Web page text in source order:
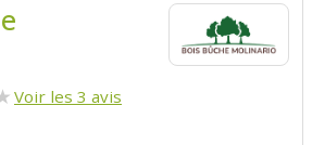
Voir les 3 avis